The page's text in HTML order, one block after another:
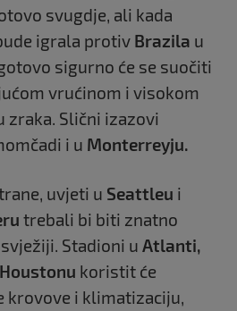
svugdje, ali kada
igrala protiv Brazila u
sigurno će se suočiti
vrućinom i visokom
zraka. Slični izazovi
i u Monterreyju.
uvjeti u Seattleu i
trebali bi biti znatno
Stadioni u Atlanti,
Houstonu koristit će
krovove i klimatizaciju,